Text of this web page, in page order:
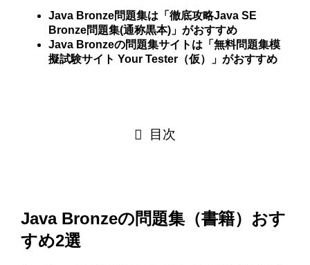
Java Bronze問題集は「徹底攻略Java SE
Bronze問題集(通称黒本)」がおすすめ
Java Bronzeの問題集サイトは「無料問題集模
擬試験サイト Your Tester（仮）」がおすすめ
目次
Java Bronzeの問題集（書籍）おす
すめ2選